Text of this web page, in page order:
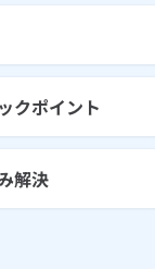
クポイント
解決